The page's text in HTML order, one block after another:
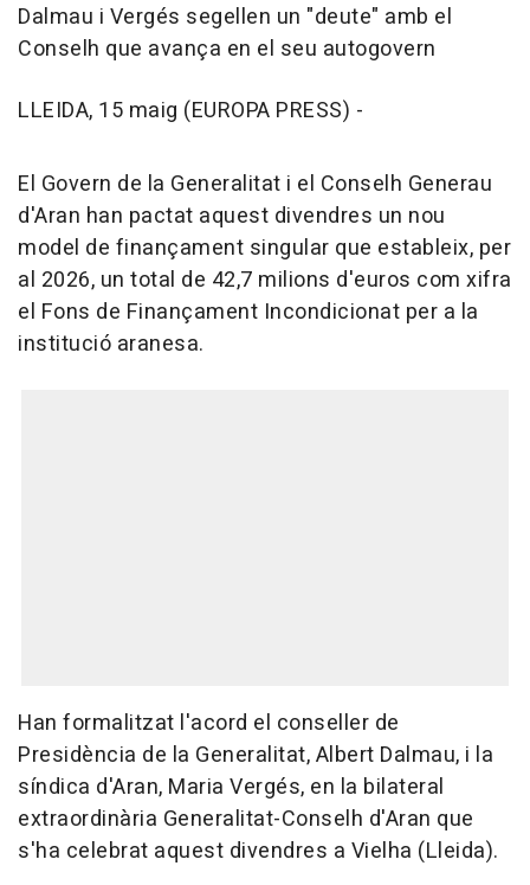
Dalmau i Vergés segellen un "deute" amb el
Conselh que avança en el seu autogovern
LLEIDA, 15 maig (EUROPA PRESS) -
El Govern de la Generalitat i el Conselh Generau
d'Aran han pactat aquest divendres un nou
model de finançament singular que estableix, per
al 2026, un total de 42,7 milions d'euros com xifra
el Fons de Finançament Incondicionat per a la
institució aranesa.
Han formalitzat l'acord el conseller de
Presidència de la Generalitat, Albert Dalmau, i la
síndica d'Aran, Maria Vergés, en la bilateral
extraordinària Generalitat-Conselh d'Aran que
s'ha celebrat aquest divendres a Vielha (Lleida).